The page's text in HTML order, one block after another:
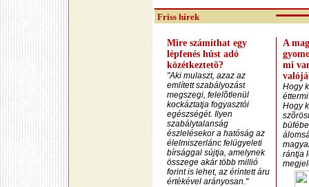
Friss hírek
Mire számíthat egy
lépfenés húst adó
közétkeztetõ?
"Aki mulaszt, azaz az
említett szabályozást
megszegi, felelõtlenül
kockáztatja fogyasztói
egészségét. Ilyen
szabálytalanság
észlelésekor a hatóság az
élelmiszerlánc felügyeleti
bírsággal sújtja, amelynek
összege akár több millió
forint is lehet, az érintett áru
értékével arányosan."
A
mi
Hogy
Hogy
rántja